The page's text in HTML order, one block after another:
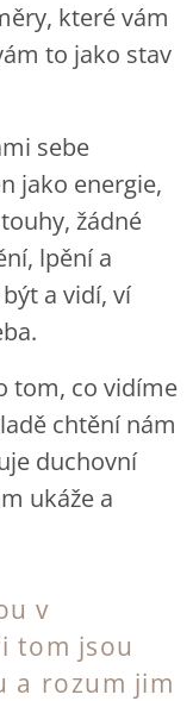
které vám
to jako stav
sebe
jako energie,
žádné
lpění a
a vidí, ví
tom, co vidíme
chtění nám
duchovní
ukáže a
v
tom jsou
a rozum jim